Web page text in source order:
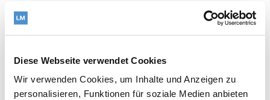
Diese Webseite verwendet Cookies
Wir verwenden Cookies, um Inhalte und Anzeigen zu
personalisieren, Funktionen für soziale Medien anbieten